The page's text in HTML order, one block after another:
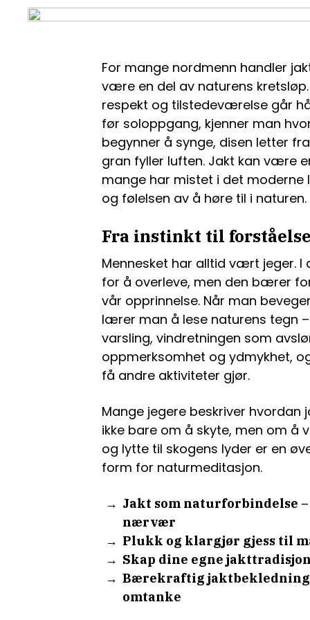
For mange nordmenn handler
være en del av naturens
respekt og tilstedeværelse går
før soloppgang, kjenner man
begynner å synge, disen letter
gran fyller luften. Jakt kan være
mange har mistet i det moderne
og følelsen av å høre til i naturen.
Fra instinkt til
Mennesket har alltid vært jeger. I
for å overleve, men den bærer
vår opprinnelse. Når man
lærer man å lese naturens tegn
varsling, vindretningen som
oppmerksomhet og ydmykhet,
få andre aktiviteter gjør.
Mange jegere beskriver hvordan
ikke bare om å skyte, men om å
og lytte til skogens lyder er en
form for naturmeditasjon.
Jakt som naturforbindelse
nærvær
Plukk og klargjør gjess til
Skap dine egne
Bærekraftig
omtanke